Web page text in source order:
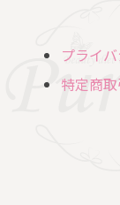
プライ
特定商